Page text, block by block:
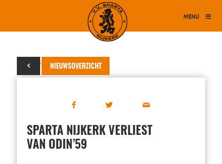
MENU
NIEUWSOVERZICHT
06 februari 2016
SPARTA NIJKERK VERLIEST
VAN ODIN’59